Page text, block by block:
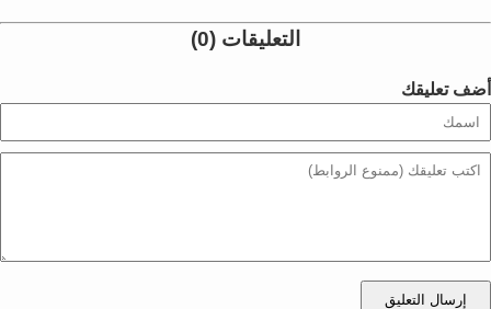
التعليقات (0)
أضف تعليقك
إرسال التعليق